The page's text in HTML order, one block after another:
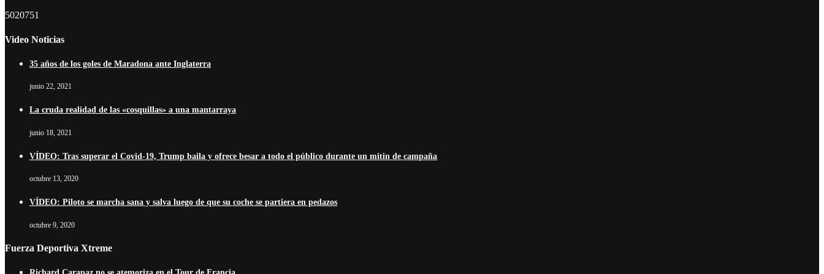
5020751
Video Noticias
35 años de los goles de Maradona ante Inglaterra
junio 22, 2021
La cruda realidad de las «cosquillas» a una mantarraya
junio 18, 2021
VÍDEO: Tras superar el Covid-19, Trump baila y ofrece besar a todo el público durante un mitin de campaña
octubre 13, 2020
VÍDEO: Piloto se marcha sana y salva luego de que su coche se partiera en pedazos
octubre 9, 2020
Fuerza Deportiva Xtreme